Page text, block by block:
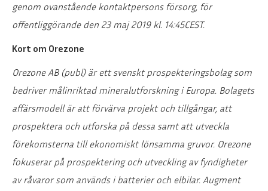
genom ovanstående kontaktpersons försorg, för
offentliggörande den 23 maj 2019 kl. 14:45CEST.
Kort om Orezone
Orezone AB (publ) är ett svenskt prospekteringsbolag som
bedriver målinriktad mineralutforskning i Europa. Bolagets
affärsmodell är att förvärva projekt och tillgångar, att
prospektera och utforska på dessa samt att utveckla
förekomsterna till ekonomiskt lönsamma gruvor. Orezone
fokuserar på prospektering och utveckling av fyndigheter
av råvaror som används i batterier och elbilar. Augment